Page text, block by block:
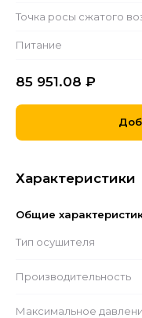
Точка росы сжатого
Питание
85 951.08 ₽
Характеристики
Общие
Тип осушителя
Производительность
Максимальное